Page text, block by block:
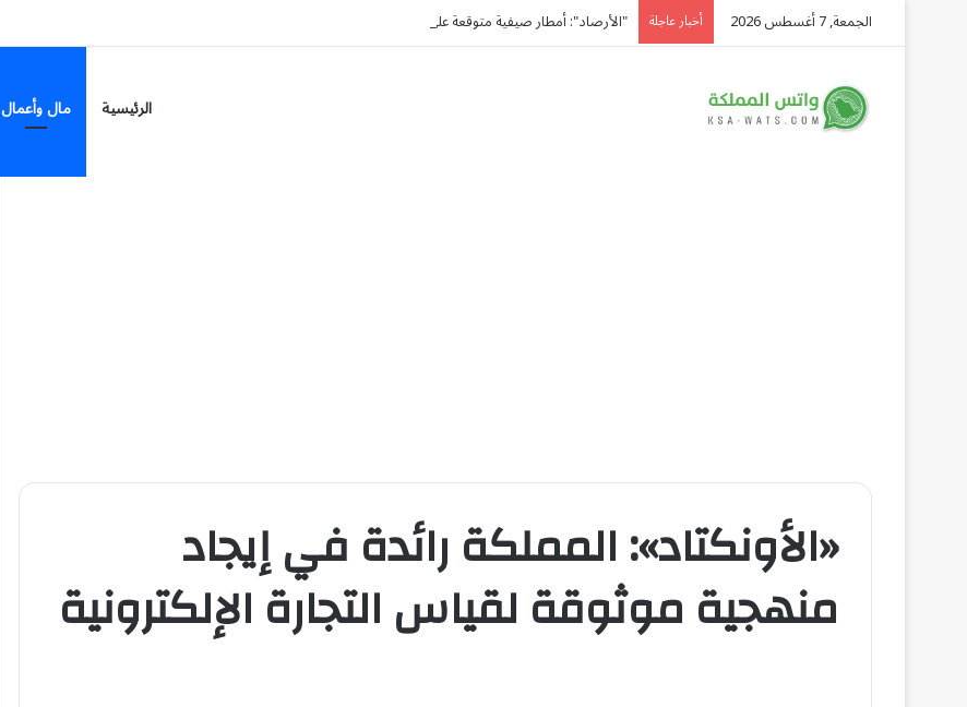
الجمعة, 7 أغسطس 2026 أخبار عاجلة "الأرصاد": أمطار صيفية متوقعة على 7 مناطق
الرئيسية مال وأعمال
«الأونكتاد»: المملكة رائدة في إيجاد
منهجية موثوقة لقياس التجارة الإلكترونية